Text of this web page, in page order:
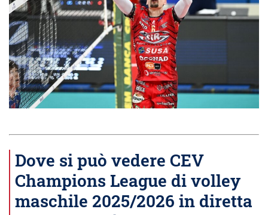
Dove si può vedere CEV
Champions League di volley
maschile 2025/2026 in diretta